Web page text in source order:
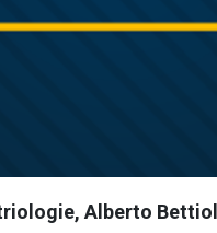
Alberto